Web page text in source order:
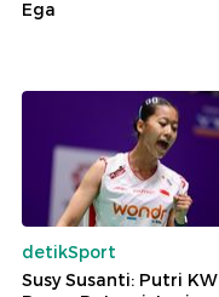
Ega
detikSport
Susy Susanti: Putri KW